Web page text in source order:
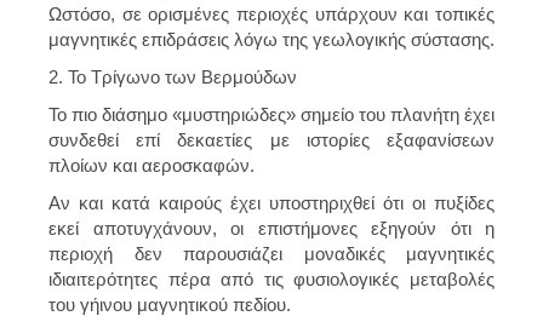
Ωστόσο, σε ορισμένες περιοχές υπάρχουν και τοπικές
μαγνητικές επιδράσεις λόγω της γεωλογικής σύστασης.
2. Το Τρίγωνο των Βερμούδων
Το πιο διάσημο «μυστηριώδες» σημείο του πλανήτη έχει
συνδεθεί επί δεκαετίες με ιστορίες εξαφανίσεων
πλοίων και αεροσκαφών.
Αν και κατά καιρούς έχει υποστηριχθεί ότι οι πυξίδες
εκεί αποτυγχάνουν, οι επιστήμονες εξηγούν ότι η
περιοχή δεν παρουσιάζει μοναδικές μαγνητικές
ιδιαιτερότητες πέρα από τις φυσιολογικές μεταβολές
του γήινου μαγνητικού πεδίου.